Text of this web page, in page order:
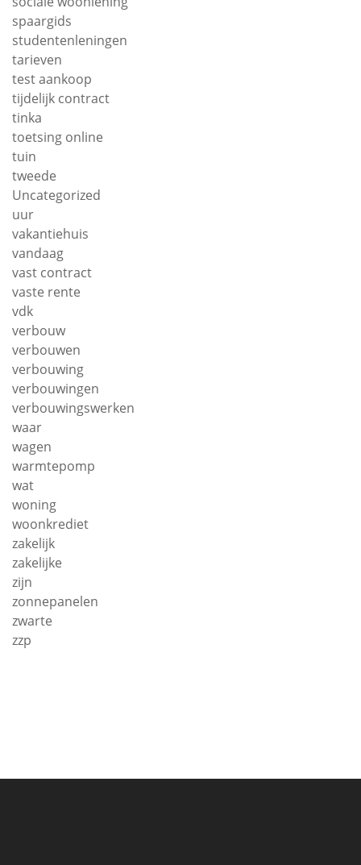
spaargids
studentenleningen
tarieven
test aankoop
tijdelijk contract
tinka
toetsing online
tuin
tweede
Uncategorized
uur
vakantiehuis
vandaag
vast contract
vaste rente
vdk
verbouw
verbouwen
verbouwing
verbouwingen
verbouwingswerken
waar
wagen
warmtepomp
wat
woning
woonkrediet
zakelijk
zakelijke
zijn
zonnepanelen
zwarte
zzp